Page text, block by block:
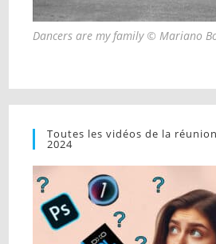
Dancers are my family © Mariano
Toutes les vidéos de la
2024